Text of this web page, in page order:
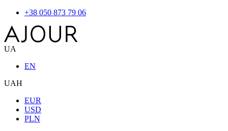
+38 050 873 79 06
UA
EN
UAH
EUR
USD
PLN